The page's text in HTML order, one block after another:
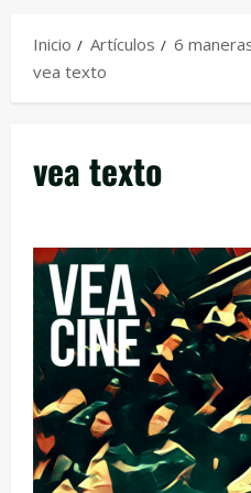
Inicio Artículos
6
vea texto
vea texto